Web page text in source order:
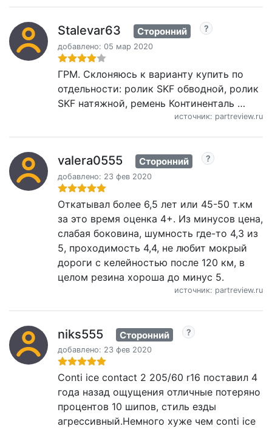
Stalevar63 Сторонний
добавлено: 05 мар 2020
ГРМ. Склоняюсь к варианту купить по
отдельности: ролик SKF обводной, ролик
SKF натяжной, ремень Континенталь …
источник: partreview.ru
valera0555 Сторонний
добавлено: 23 фев 2020
Откатывал более 6,5 лет или 45-50 т.км
за это время оценка 4+. Из минусов цена,
слабая боковина, шумность где-то 4,3 из
5, проходимость 4,4, не любит мокрый
дороги с келейностью после 120 км, в
целом резина хороша до минус 5.
источник: partreview.ru
niks555 Сторонний
добавлено: 23 фев 2020
Сonti ice contact 2 205/60 r16 поставил 4
года назад ощущения отличные потеряно
процентов 10 шипов, стиль езды
агрессивный.Немного хуже чем conti ice